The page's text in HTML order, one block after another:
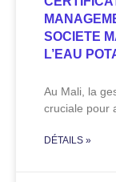
SOCIETE
L’EAU
Au Mali, la
cruciale pour
DÉTAILS »